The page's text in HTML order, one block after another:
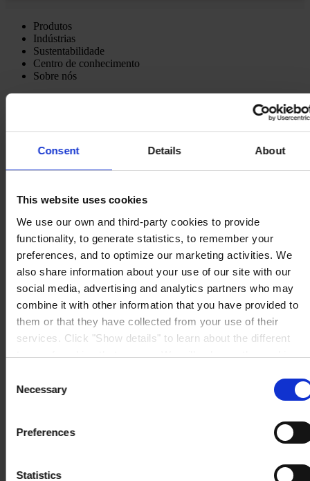
Consent Details About
This website uses cookies
We use our own and third-party cookies to provide
functionality, to generate statistics, to remember your
preferences, and to optimize our marketing activities. We
also share information about your use of our site with our
social media, advertising and analytics partners who may
combine it with other information that you have provided to
them or that they have collected from your use of their
services. Click "Show details" to learn about the different
types of cookies that we use. We will only use the cookies
cookies after having received your consent. You may
withdraw your consent at any time by using the link in our
. If you would like to know more how we
process your personal data, please visit our
Selection
Necessary
Preferences
Statistics
Produtos
Indústrias
Sustentabilidade
Centro de conhecimento
Sobre nós
Portugal
CONTACTE-NOS
Tel:+351 212 352 326
Fax:+351 212 352 292
sales-pt@hempel.com